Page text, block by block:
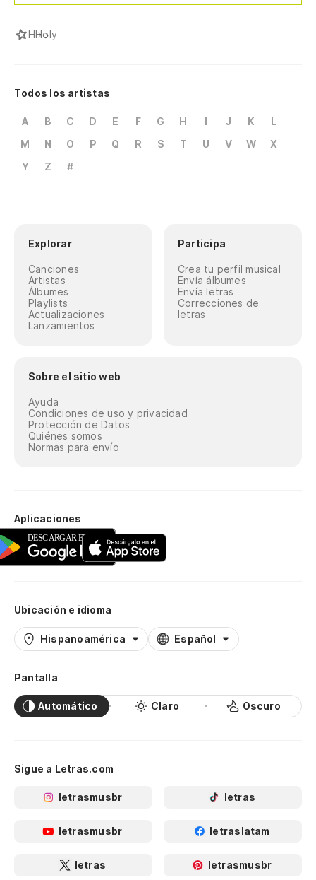
HHoly
Todos los artistas
A B C D E F G H I J K
L
M
N O P Q R S T U V W
X
Y
Z #
Explorar
Canciones
Artistas
Álbumes
Playlists
Actualizaciones
Lanzamientos
Participa
Crea tu perfil musical
Envía álbumes
Envía letras
Correcciones de
letras
Sobre el sitio web
Ayuda
Condiciones de uso y privacidad
Protección de Datos
Quiénes somos
Normas para envío
Aplicaciones
Ubicación e idioma
Hispanoamérica Español
Pantalla
Automático Claro Oscuro
Sigue a Letras.com
letrasmusbr letras
letrasmusbr letraslatam
letras letrasmusbr